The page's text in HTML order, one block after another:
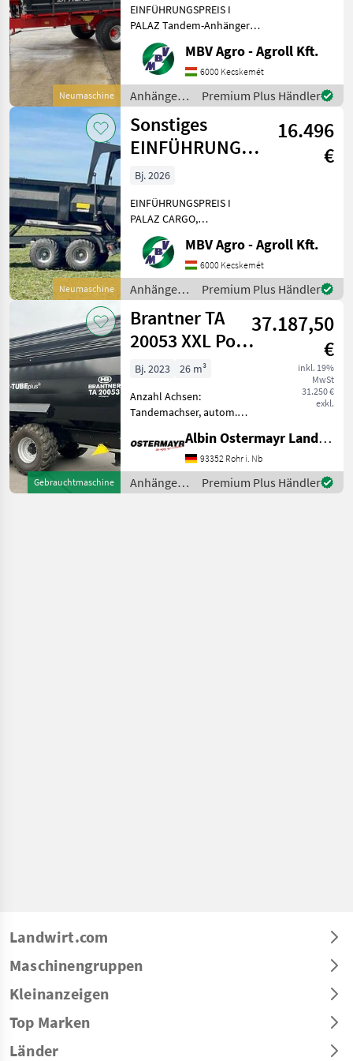
Neumaschine
18 t
EINFÜHRUNGSPREIS I
PALAZ Tandem-Anhänger I
8 t–18 t Wenn PALAZ, dann
ausschließlich bei MBV
AGRO! Kaufen Sie direkt
beim Importeur, dem
größten PALAZ-Händler der
Re
MBV Agro - Agroll Kft.
6000 Kecskemét
Anhänger /
Sonstige
Premium Plus Händler
Neumaschine
Sonstiges
EINFÜHRUNGSPREIS
I PALAZ CARGO,
Anhänger mit
Ladefläche I 1
16.496
€
Bj. 2026
EINFÜHRUNGSPREIS I
PALAZ CARGO,
Kippanhänger I 12–18 t I 2
Achsen Wenn PALAZ, dann
ausschließlich MBV AGRO!
Kaufen Sie direkt beim
Importeur, dem größten
PALAZ-Hän
MBV Agro - Agroll Kft.
6000 Kecskemét
Anhänger /
Sonstige
Premium Plus Händler
Gebrauchtmaschine
Brantner TA
20053 XXL Power
Push+
37.187,50
€
inkl. 19%
MwSt
31.250 €
exkl.
Bj. 2023
26 m³
Anzahl Achsen:
Tandemachser, autom.
Originalzustand. Sofort
verfügbar wg.
Betriebsumstellung. -
Aufsatzdreicke 300mm
Albin Ostermayr Landmaschinenhandel e.K.
93352 Rohr i. Nb
Anhänger /
Brantner
Premium Plus Händler
Landwirt.com
Maschinengruppen
Kleinanzeigen
Top Marken
Länder